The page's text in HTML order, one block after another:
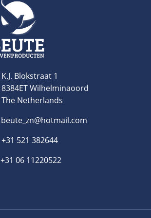
K.J. Blokstraat 1
8384ET Wilhelminaoord
The Netherlands
beute_zn@hotmail.com
+31 521 382644
+31 06 11220522